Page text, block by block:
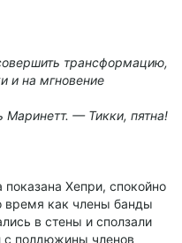
трансформацию,
и на мгновение
— Тикки, пятна!
Хепри, спокойно
время как члены банды
в стены и сползали
с полдюжины членов